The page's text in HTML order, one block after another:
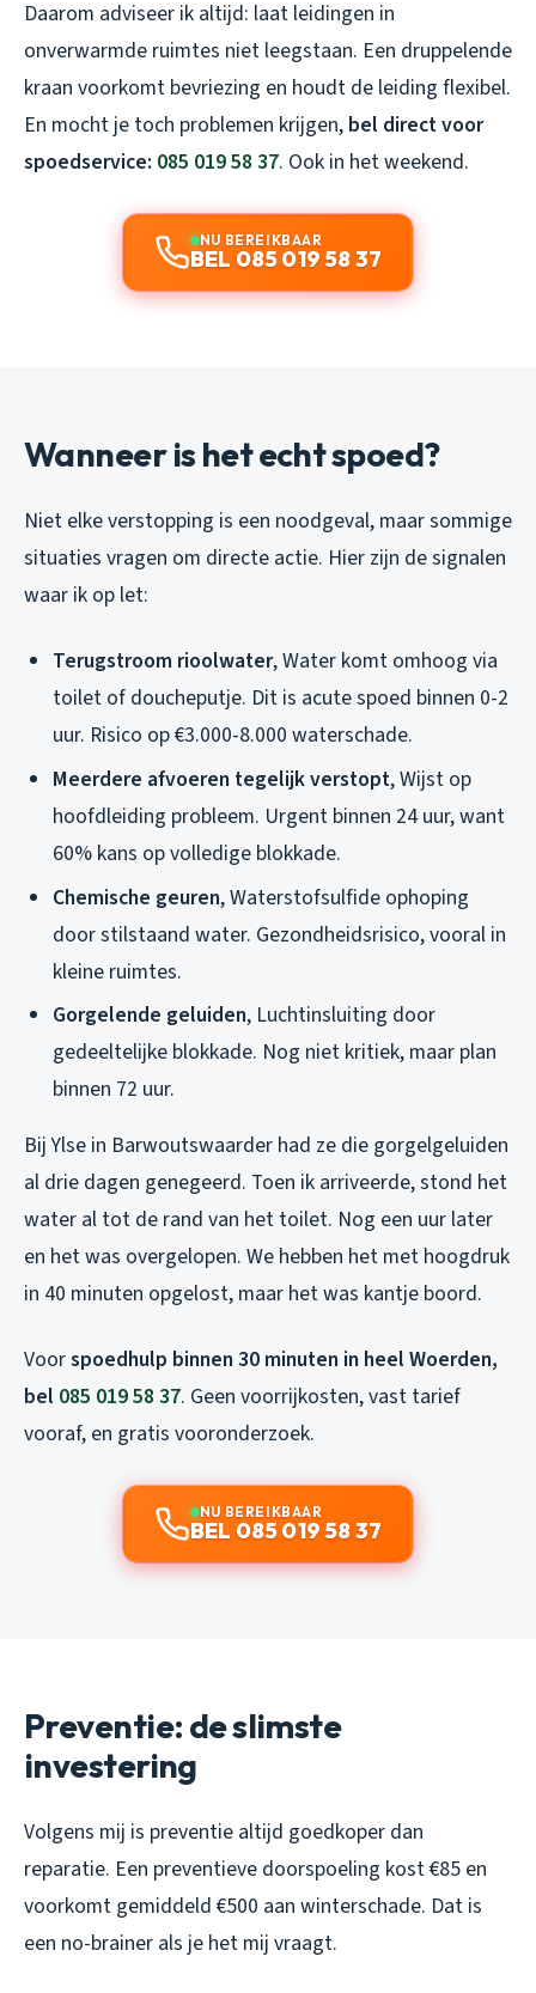
Daarom adviseer ik altijd: laat leidingen in
onverwarmde ruimtes niet leegstaan. Een druppelende
kraan voorkomt bevriezing en houdt de leiding flexibel.
En mocht je toch problemen krijgen, bel direct voor
spoedservice: 085 019 58 37. Ook in het weekend.
NU BEREIKBAAR
BEL 085 019 58 37
Wanneer is het echt spoed?
Niet elke verstopping is een noodgeval, maar sommige
situaties vragen om directe actie. Hier zijn de signalen
waar ik op let:
Terugstroom rioolwater, Water komt omhoog via
toilet of doucheputje. Dit is acute spoed binnen 0-2
uur. Risico op €3.000-8.000 waterschade.
Meerdere afvoeren tegelijk verstopt, Wijst op
hoofdleiding probleem. Urgent binnen 24 uur, want
60% kans op volledige blokkade.
Chemische geuren, Waterstofsulfide ophoping
door stilstaand water. Gezondheidsrisico, vooral in
kleine ruimtes.
Gorgelende geluiden, Luchtinsluiting door
gedeeltelijke blokkade. Nog niet kritiek, maar plan
binnen 72 uur.
Bij Ylse in Barwoutswaarder had ze die gorgelgeluiden
al drie dagen genegeerd. Toen ik arriveerde, stond het
water al tot de rand van het toilet. Nog een uur later
en het was overgelopen. We hebben het met hoogdruk
in 40 minuten opgelost, maar het was kantje boord.
Voorspoedhulp binnen 30 minuten in heel Woerden,
bel 085 019 58 37. Geen voorrijkosten, vast tarief
vooraf, en gratis vooronderzoek.
NU BEREIKBAAR
BEL 085 019 58 37
Preventie: de slimste
investering
Volgens mij is preventie altijd goedkoper dan
reparatie. Een preventieve doorspoeling kost €85 en
voorkomt gemiddeld €500 aan winterschade. Dat is
een no-brainer als je het mij vraagt.